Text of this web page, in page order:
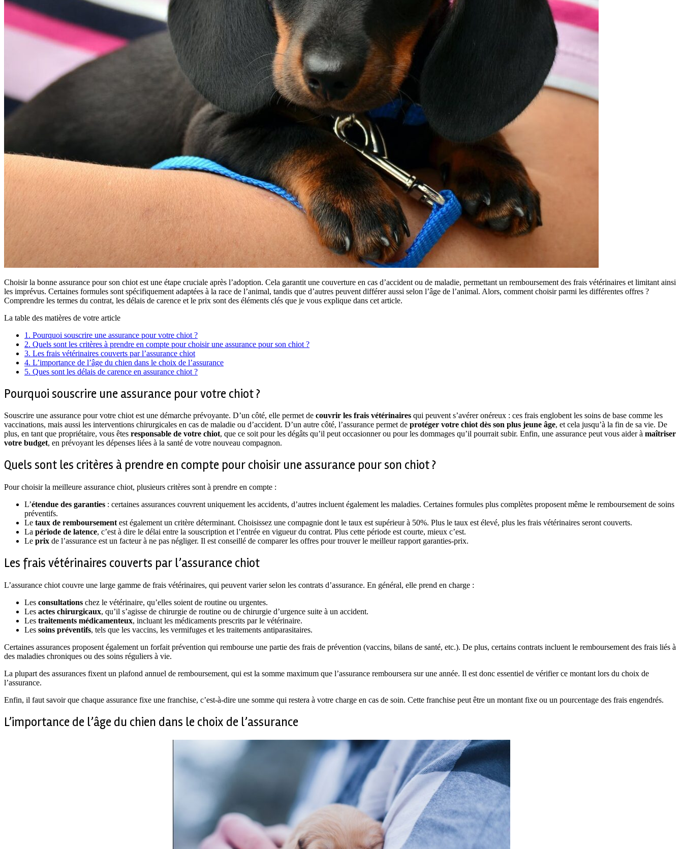
Choisir la bonne assurance pour son chiot est une étape cruciale après l’adoption. Cela garantit une couverture en cas d’accident ou de maladie, permettant un remboursement des frais vétérinaires et limitant ainsi
les imprévus. Certaines formules sont spécifiquement adaptées à la race de l’animal, tandis que d’autres peuvent différer aussi selon l’âge de l’animal. Alors, comment choisir parmi les différentes offres ?
Comprendre les termes du contrat, les délais de carence et le prix sont des éléments clés que je vous explique dans cet article.
La table des matières de votre article
1. Pourquoi souscrire une assurance pour votre chiot ?
2. Quels sont les critères à prendre en compte pour choisir une assurance pour son chiot ?
3. Les frais vétérinaires couverts par l’assurance chiot
4. L’importance de l’âge du chien dans le choix de l’assurance
5. Ques sont les délais de carence en assurance chiot ?
Pourquoi souscrire une assurance pour votre chiot ?
Souscrire une assurance pour votre chiot est une démarche prévoyante. D’un côté, elle permet de couvrir les frais vétérinaires qui peuvent s’avérer onéreux : ces frais englobent les soins de base comme les
vaccinations, mais aussi les interventions chirurgicales en cas de maladie ou d’accident. D’un autre côté, l’assurance permet de protéger votre chiot dès son plus jeune âge, et cela jusqu’à la fin de sa vie. De
plus, en tant que propriétaire, vous êtes responsable de votre chiot, que ce soit pour les dégâts qu’il peut occasionner ou pour les dommages qu’il pourrait subir. Enfin, une assurance peut vous aider à maîtriser
votre budget, en prévoyant les dépenses liées à la santé de votre nouveau compagnon.
Quels sont les critères à prendre en compte pour choisir une assurance pour son chiot ?
Pour choisir la meilleure assurance chiot, plusieurs critères sont à prendre en compte :
L’étendue des garanties : certaines assurances couvrent uniquement les accidents, d’autres incluent également les maladies. Certaines formules plus complètes proposent même le remboursement de soins
préventifs.
Le taux de remboursement est également un critère déterminant. Choisissez une compagnie dont le taux est supérieur à 50%. Plus le taux est élevé, plus les frais vétérinaires seront couverts.
La période de latence, c’est à dire le délai entre la souscription et l’entrée en vigueur du contrat. Plus cette période est courte, mieux c’est.
Le prix de l’assurance est un facteur à ne pas négliger. Il est conseillé de comparer les offres pour trouver le meilleur rapport garanties-prix.
Les frais vétérinaires couverts par l’assurance chiot
L’assurance chiot couvre une large gamme de frais vétérinaires, qui peuvent varier selon les contrats d’assurance. En général, elle prend en charge :
Les consultations chez le vétérinaire, qu’elles soient de routine ou urgentes.
Les actes chirurgicaux, qu’il s’agisse de chirurgie de routine ou de chirurgie d’urgence suite à un accident.
Les traitements médicamenteux, incluant les médicaments prescrits par le vétérinaire.
Les soins préventifs, tels que les vaccins, les vermifuges et les traitements antiparasitaires.
Certaines assurances proposent également un forfait prévention qui rembourse une partie des frais de prévention (vaccins, bilans de santé, etc.). De plus, certains contrats incluent le remboursement des frais liés à
des maladies chroniques ou des soins réguliers à vie.
La plupart des assurances fixent un plafond annuel de remboursement, qui est la somme maximum que l’assurance remboursera sur une année. Il est donc essentiel de vérifier ce montant lors du choix de
l’assurance.
Enfin, il faut savoir que chaque assurance fixe une franchise, c’est-à-dire une somme qui restera à votre charge en cas de soin. Cette franchise peut être un montant fixe ou un pourcentage des frais engendrés.
L’importance de l’âge du chien dans le choix de l’assurance